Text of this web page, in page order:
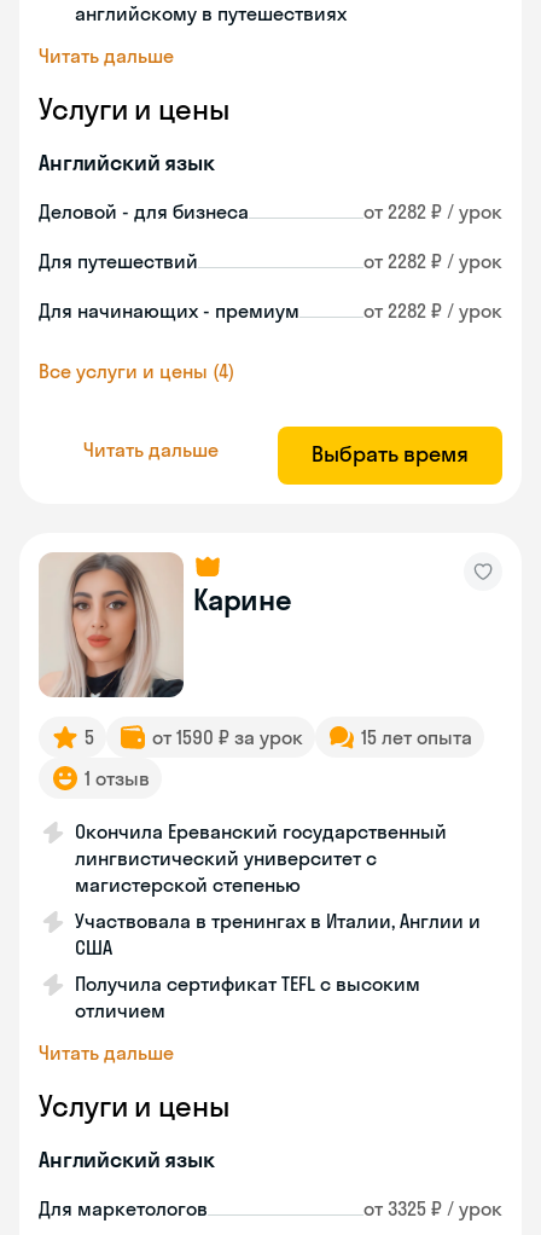
английскому в путешествиях
Читать дальше
Услуги и цены
Английский язык
Деловой - для бизнеса от 2282 ₽ / урок
Для путешествий от 2282 ₽ / урок
Для начинающих - премиум от 2282 ₽ / урок
Все услуги и цены (4)
Читать дальше Выбрать время
Карине
5 от 1590 ₽ за урок
15 лет опыта
1 отзыв
Окончила Ереванский государственный
лингвистический университет с
магистерской степенью
Участвовала в тренингах в Италии, Англии и
США
Получила сертификат TEFL с высоким
отличием
Читать дальше
Услуги и цены
Английский язык
Для маркетологов от 3325 ₽ / урок